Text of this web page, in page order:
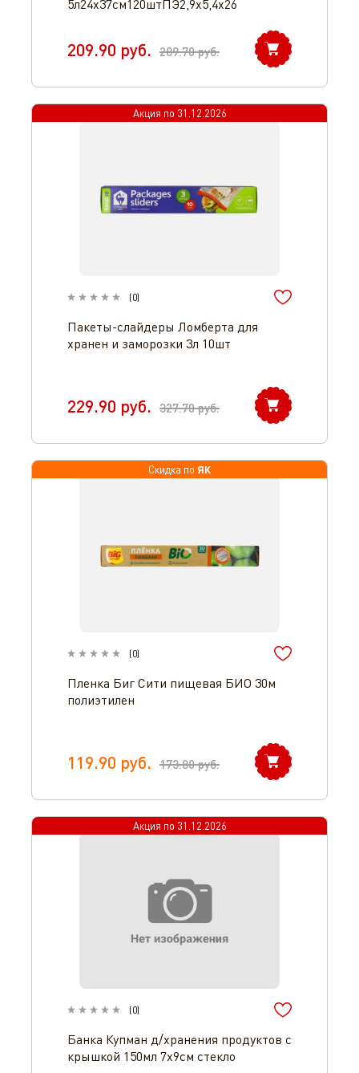
5л24х37см120штПЭ2,9х5,4х26
209.90 руб. 289.70руб.
Акция по 31.12.2026
(0)
Пакеты-слайдеры Ломберта для
хранен и заморозки 3л 10шт
229.90 руб. 327.70руб.
Скидка по ЯК
(0)
Пленка Биг Сити пищевая БИО 30м
полиэтилен
119.90 руб. 173.80руб.
Акция по 31.12.2026
(0)
Банка Купман д/хранения продуктов с
крышкой 150мл 7х9см стекло